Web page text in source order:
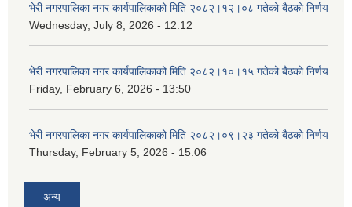
भेरी नगरपालिका नगर कार्यपालिकाको मिति २०८२।१२।०८ गतेको बैठको निर्णय
Wednesday, July 8, 2026 - 12:12
भेरी नगरपालिका नगर कार्यपालिकाको मिति २०८२।१०।१५ गतेको बैठको निर्णय
Friday, February 6, 2026 - 13:50
भेरी नगरपालिका नगर कार्यपालिकाको मिति २०८२।०९।२३ गतेको बैठको निर्णय
Thursday, February 5, 2026 - 15:06
अन्य